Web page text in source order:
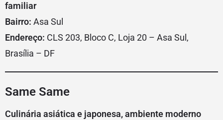
familiar
Bairro: Asa Sul
Endereço: CLS 203, Bloco C, Loja 20 – Asa Sul,
Brasília – DF
Same Same
Culinária asiática e japonesa, ambiente moderno